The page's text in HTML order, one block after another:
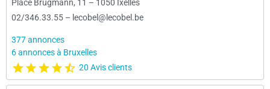
Place Brugmann, 11 – 1050 Ixelles
02/346.33.55 – lecobel@lecobel.be
377 annonces
6 annonces à Bruxelles
20 Avis clients